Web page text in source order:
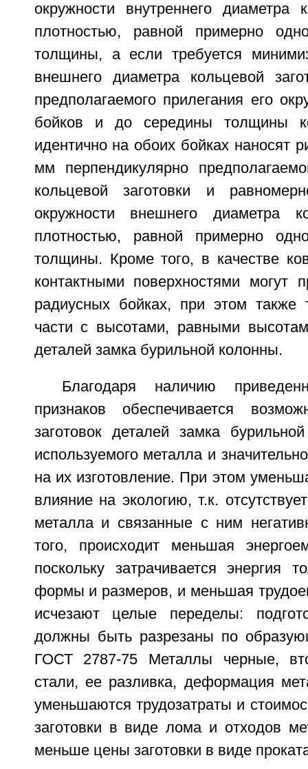
окружности внутреннего диаметра
плотностью, равной примерно
толщины, а если требуется
внешнего диаметра кольцевой
предполагаемого прилегания его
бойков и до середины толщины
идентично на обоих бойках наносят
мм перпендикулярно
кольцевой заготовки и
окружности внешнего диаметра
плотностью, равной примерно
толщины. Кроме того, в качестве
контактными поверхностями могут
радиусных бойках, при этом также
части с высотами, равными
деталей замка бурильной колонны.
Благодаря наличию
признаков обеспечивается
заготовок деталей замка
используемого металла и
на их изготовление. При этом
влияние на экологию, т.к.
металла и связанные с ним
того, происходит меньшая
поскольку затрачивается энергия
формы и размеров, и меньшая
исчезают целые переделы:
должны быть разрезаны по
ГОСТ 2787-75 Металлы черные,
стали, ее разливка, деформация
уменьшаются трудозатраты и
заготовки в виде лома и отходов
меньше цены заготовки в виде